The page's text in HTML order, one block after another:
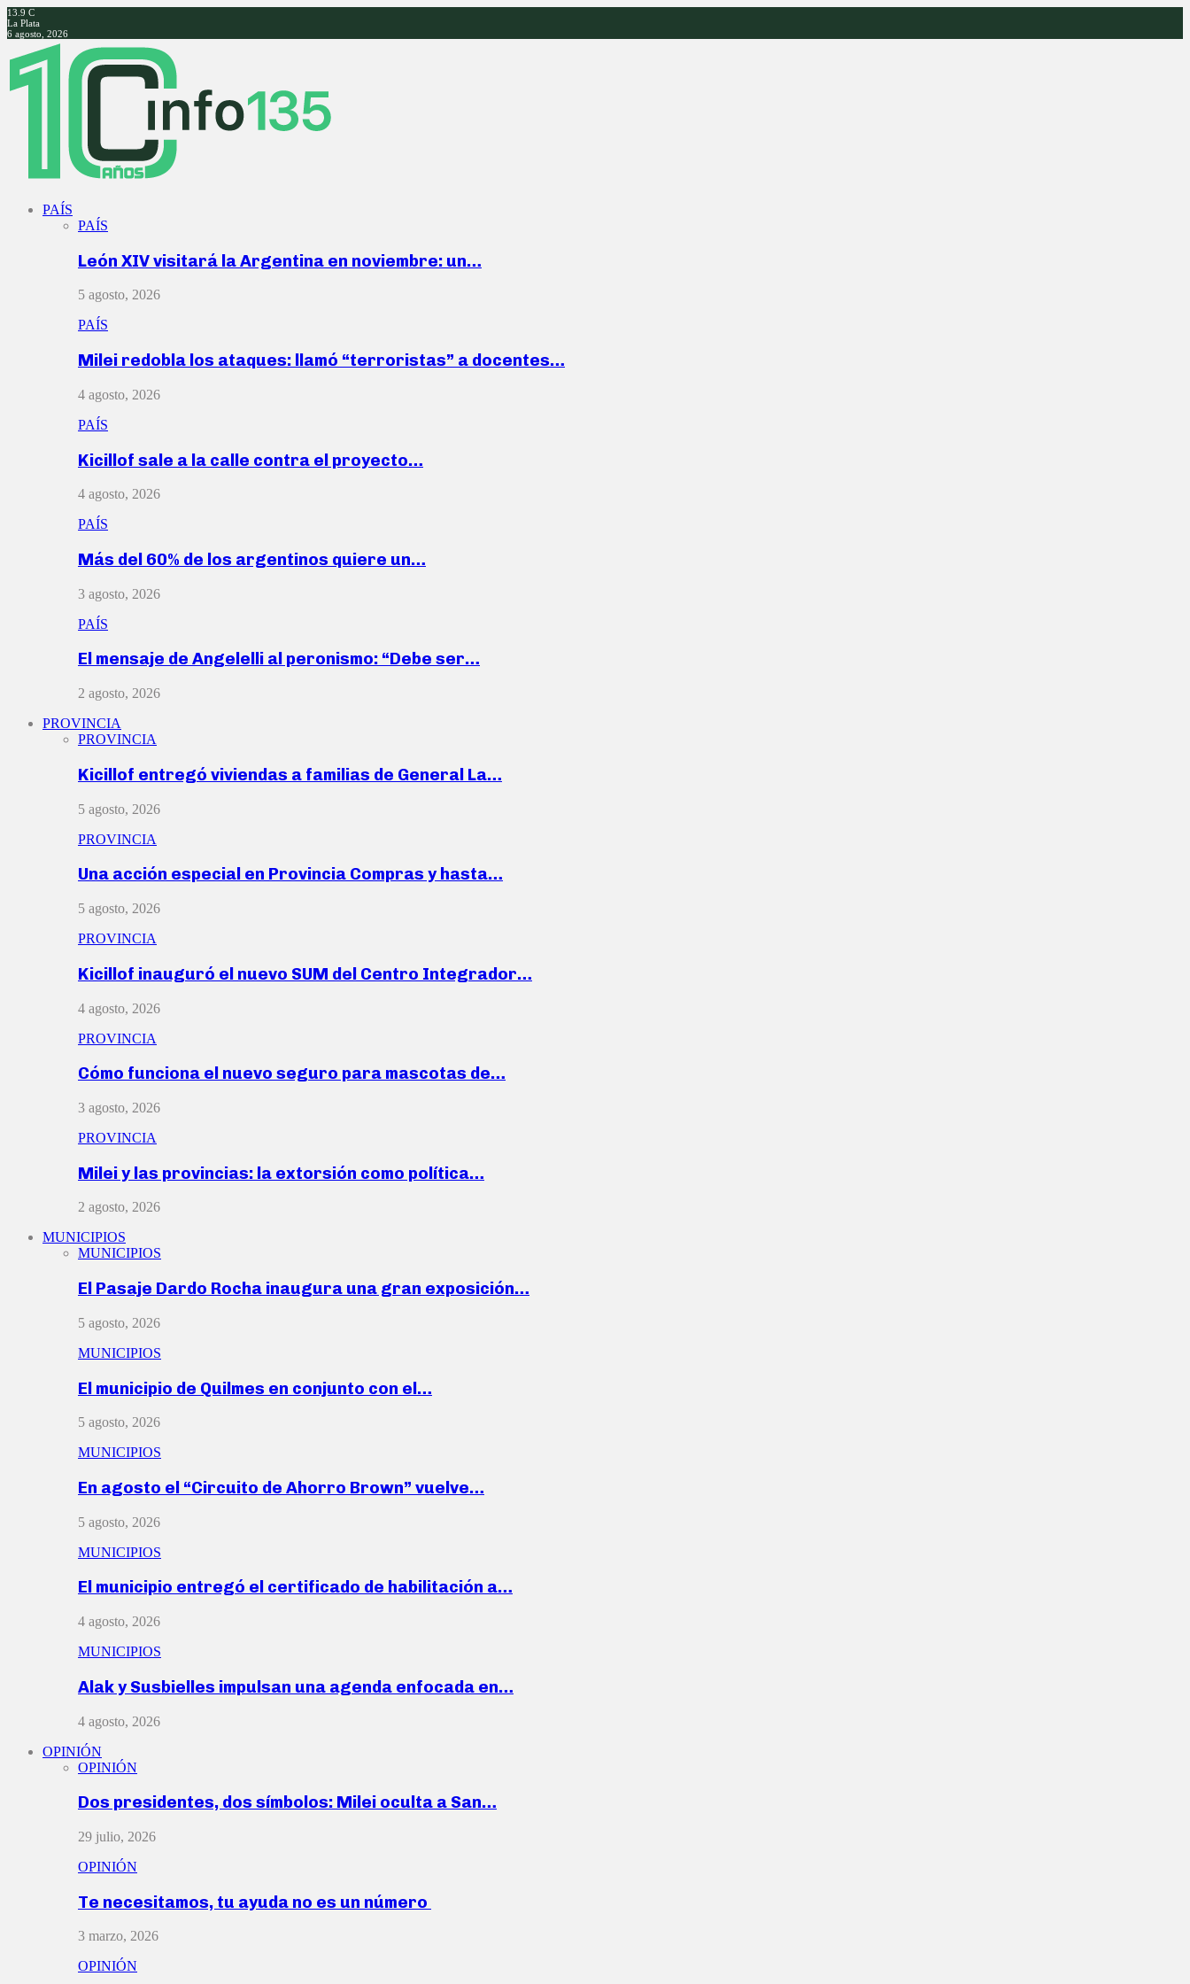
13.9 C
La Plata
6 agosto, 2026
Facebook
Twitter
Instagram
Youtube
PAÍS
PAÍS
León XIV visitará la Argentina en noviembre: un…
5 agosto, 2026
PAÍS
Milei redobla los ataques: llamó “terroristas” a docentes…
4 agosto, 2026
PAÍS
Kicillof sale a la calle contra el proyecto…
4 agosto, 2026
PAÍS
Más del 60% de los argentinos quiere un…
3 agosto, 2026
PAÍS
El mensaje de Angelelli al peronismo: “Debe ser…
2 agosto, 2026
PROVINCIA
PROVINCIA
Kicillof entregó viviendas a familias de General La…
5 agosto, 2026
PROVINCIA
Una acción especial en Provincia Compras y hasta…
5 agosto, 2026
PROVINCIA
Kicillof inauguró el nuevo SUM del Centro Integrador…
4 agosto, 2026
PROVINCIA
Cómo funciona el nuevo seguro para mascotas de…
3 agosto, 2026
PROVINCIA
Milei y las provincias: la extorsión como política…
2 agosto, 2026
MUNICIPIOS
MUNICIPIOS
El Pasaje Dardo Rocha inaugura una gran exposición…
5 agosto, 2026
MUNICIPIOS
El municipio de Quilmes en conjunto con el…
5 agosto, 2026
MUNICIPIOS
En agosto el “Circuito de Ahorro Brown” vuelve…
5 agosto, 2026
MUNICIPIOS
El municipio entregó el certificado de habilitación a…
4 agosto, 2026
MUNICIPIOS
Alak y Susbielles impulsan una agenda enfocada en…
4 agosto, 2026
OPINIÓN
OPINIÓN
Dos presidentes, dos símbolos: Milei oculta a San…
29 julio, 2026
OPINIÓN
Te necesitamos, tu ayuda no es un número
3 marzo, 2026
OPINIÓN